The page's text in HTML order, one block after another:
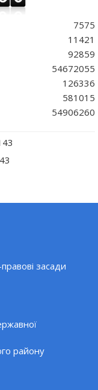
7575
11421
92859
54672055
126336
581015
54906260
засади
району